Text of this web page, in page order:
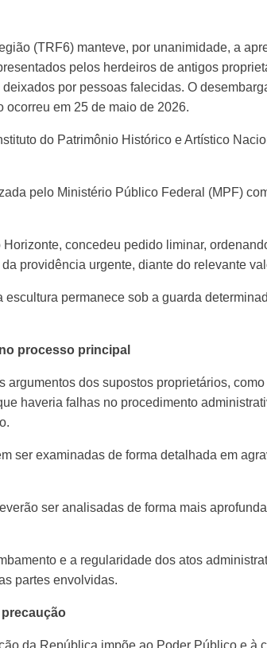
(TRF6) manteve, por unanimidade, a
pelos herdeiros de antigos
por pessoas falecidas. O
ocorreu em 25 de maio de 2026.
do Patrimônio Histórico e Artístico
pelo Ministério Público Federal (MPF)
concedeu pedido liminar,
providência urgente, diante do relevante
permanece sob a guarda
processo principal
argumentos dos supostos proprietários,
haveria falhas no procedimento
ser examinadas de forma detalhada em
ser analisadas de forma mais
e a regularidade dos atos
partes envolvidas.
da República impõe ao Poder Público e à